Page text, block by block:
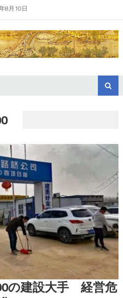
8月10日
の建設大手 経営危